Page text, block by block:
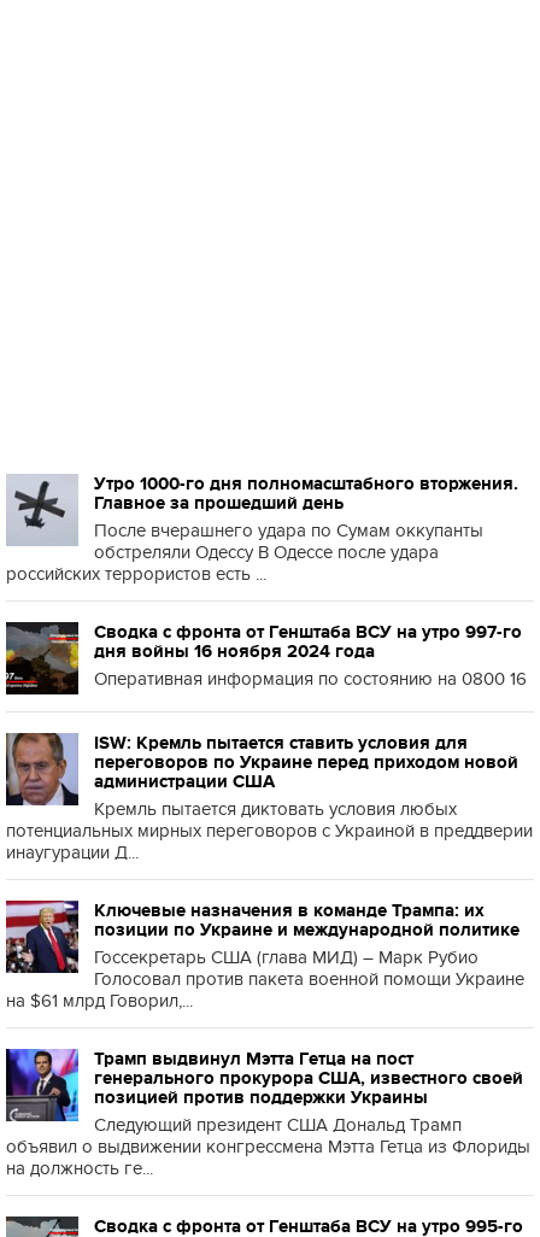
Утро 1000-го дня полномасштабного вторжения.
Главное за прошедший день
После вчерашнего удара по Сумам оккупанты
обстреляли Одессу В Одессе после удара
российских террористов есть ...
Сводка с фронта от Генштаба ВСУ на утро 997-го
дня войны 16 ноября 2024 года
Оперативная информация по состоянию на 0800 16
ISW: Кремль пытается ставить условия для
переговоров по Украине перед приходом новой
администрации США
Кремль пытается диктовать условия любых
потенциальных мирных переговоров с Украиной в преддверии
инаугурации Д...
Ключевые назначения в команде Трампа: их
позиции по Украине и международной политике
Госсекретарь США (глава МИД) – Марк Рубио
Голосовал против пакета военной помощи Украине
на $61 млрд Говорил,...
Трамп выдвинул Мэтта Гетца на пост
генерального прокурора США, известного своей
позицией против поддержки Украины
Следующий президент США Дональд Трамп
объявил о выдвижении конгрессмена Мэтта Гетца из Флориды
на должность ге...
Сводка с фронта от Генштаба ВСУ на утро 995-го